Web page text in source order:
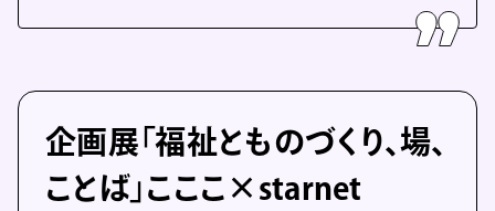
企画展「福祉とものづくり、場、
ことば」こここ×starnet